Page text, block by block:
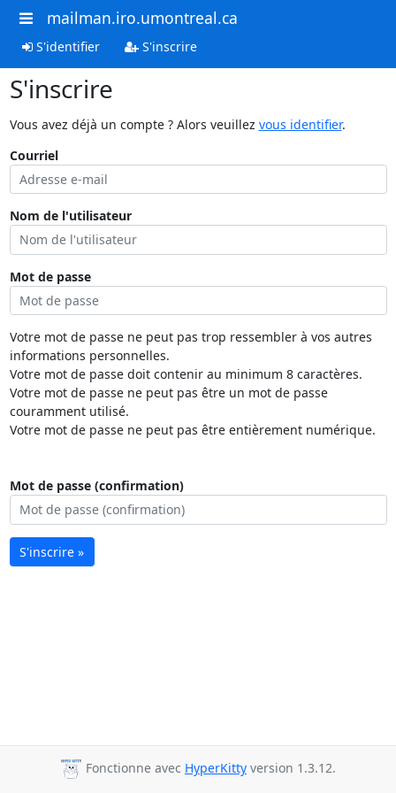
mailman.iro.umontreal.ca
S'identifier S'inscrire
S'inscrire
Vous avez déjà un compte ? Alors veuillez vous identifier.
Courriel
Nom de l'utilisateur
Mot de passe
Votre mot de passe ne peut pas trop ressembler à vos autres
informations personnelles.
Votre mot de passe doit contenir au minimum 8 caractères.
Votre mot de passe ne peut pas être un mot de passe
couramment utilisé.
Votre mot de passe ne peut pas être entièrement numérique.
Mot de passe (confirmation)
S'inscrire »
Fonctionne avec HyperKitty version 1.3.12.